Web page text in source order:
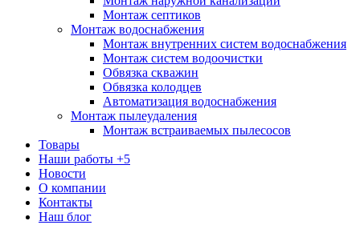
Монтаж септиков
Монтаж водоснабжения
Монтаж внутренних систем водоснабжения
Монтаж систем водоочистки
Обвязка скважин
Обвязка колодцев
Автоматизация водоснабжения
Монтаж пылеудаления
Монтаж встраиваемых пылесосов
Товары
Наши работы +5
Новости
О компании
Контакты
Наш блог